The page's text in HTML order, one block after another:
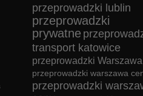
przeprowadzki lublin
przeprowadzki
prywatne
transport katowice
przeprowadzki Warszawa
przeprowadzki warszawa
przeprowadzki